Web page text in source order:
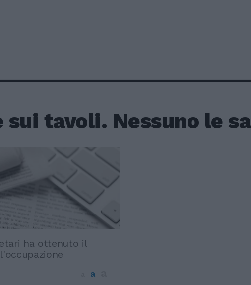
sui tavoli. Nessuno le sa
ha ottenuto il
a